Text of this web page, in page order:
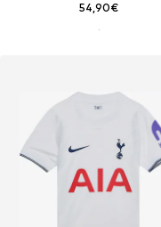
54,90€